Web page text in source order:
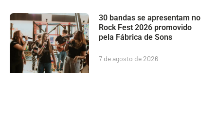
30 bandas se apresentam no
Rock Fest 2026 promovido
pela Fábrica de Sons
7 de agosto de 2026